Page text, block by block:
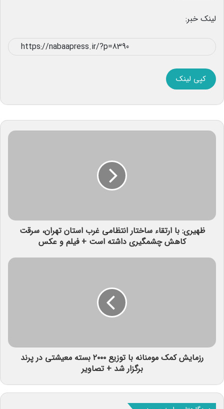
لینک خبر:
کپی لینک
ظهیری: با ارتقاء ساختار انتظامی غرب استان تهران، سرقت
کاهش چشمگیری داشته است + فیلم و عکس
رزمایش کمک مومنانه با توزیع ۲۰۰۰ بسته معیشتی در پرند
برگزار شد + تصاویر